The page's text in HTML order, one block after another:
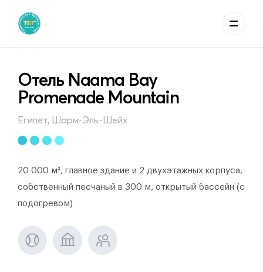
Отель Naama Bay
Promenade Mountain
Египет, Шарм-Эль-Шейх
20 000 м², главное здание и 2 двухэтажных корпуса,
собственный песчаный в 300 м, открытый бассейн (с
подогревом)